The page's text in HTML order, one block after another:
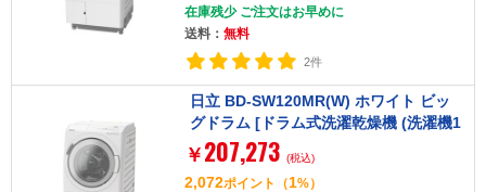
在庫残少 ご注文はお早めに
送料： 無料
2件
日立 BD-SW120MR(W) ホワイト ビッ
グドラム [ドラム式洗濯乾燥機 (洗濯機1
2kg/乾燥機6kg) 右開き]
￥ 207,273 (税込)
2,072ポイント （1%）